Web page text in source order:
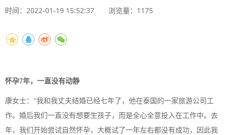
时间：2022-01-19 15:52:37 浏览量： 1175
怀孕7年，一直没有动静
康女士：“我和我丈夫结婚已经七年了，他在泰国的一家旅游公司工
作。婚后我们一直没有想要生孩子，而是全心全意投入在工作中。去
年，我们开始尝试自然怀孕，大概试了一年左右都没有成功，因此我